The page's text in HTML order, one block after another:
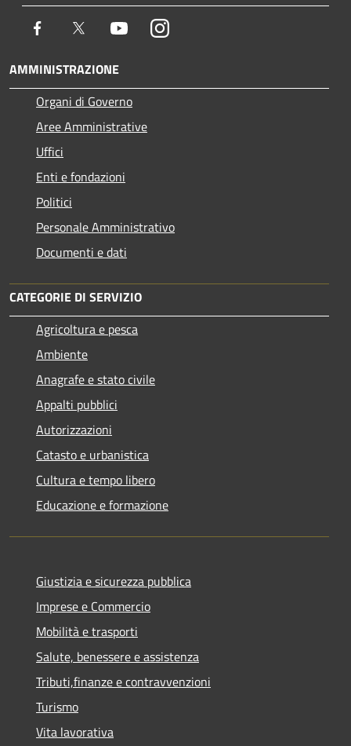
Facebook Twitter YoutubeInstagram
AMMINISTRAZIONE
Organi di Governo
Aree Amministrative
Uffici
Enti e fondazioni
Politici
Personale Amministrativo
Documenti e dati
CATEGORIE DI SERVIZIO
Agricoltura e pesca
Ambiente
Anagrafe e stato civile
Appalti pubblici
Autorizzazioni
Catasto e urbanistica
Cultura e tempo libero
Educazione e formazione
Giustizia e sicurezza pubblica
Imprese e Commercio
Mobilità e trasporti
Salute, benessere e assistenza
Tributi,finanze e contravvenzioni
Turismo
Vita lavorativa